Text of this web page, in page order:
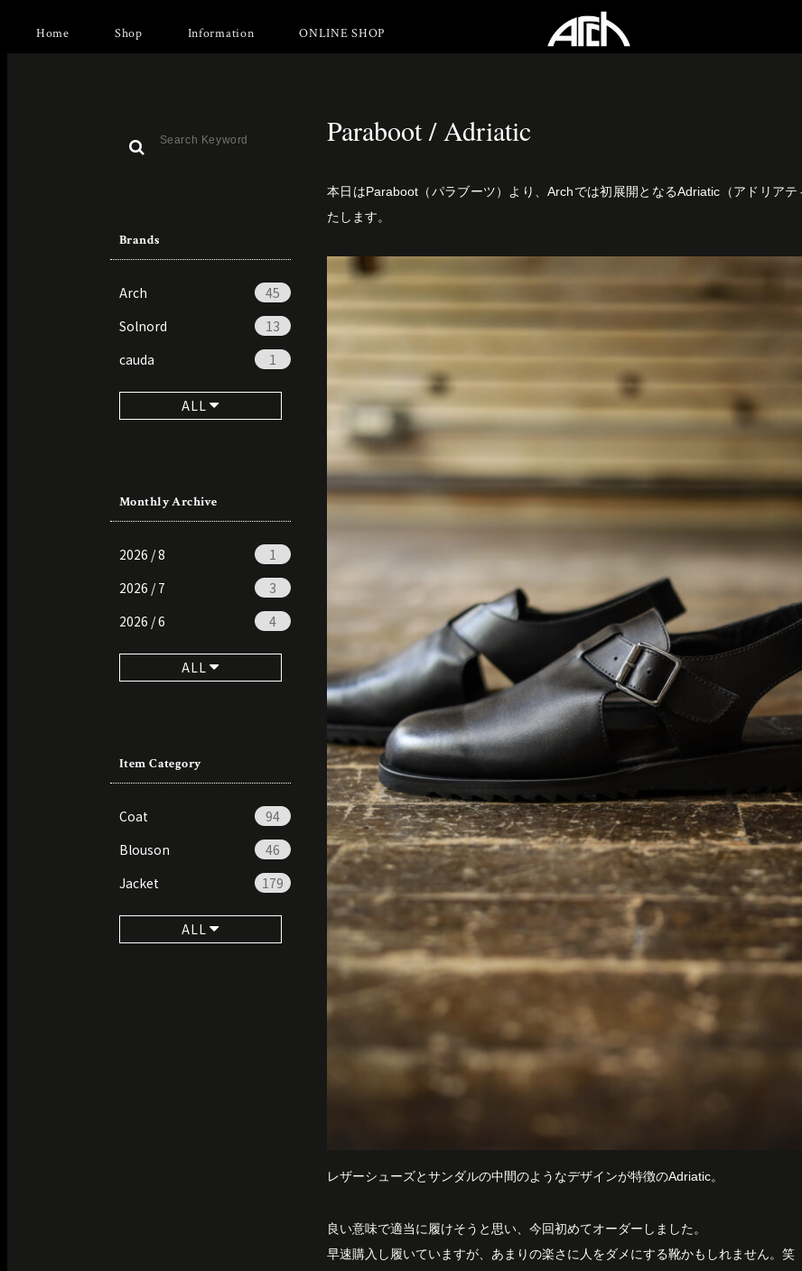
Home Shop Information ONLINE SHOP
Brands
Arch
45
Solnord
13
cauda
1
ALL
Monthly Archive
2026 / 8
1
2026 / 7
3
2026 / 6
4
ALL
Item Category
Coat
94
Blouson
46
Jacket
179
ALL
Paraboot / Adriatic
本日はParaboot（パラブーツ）より、Archでは初展開となるAdriatic（アドリア
たします。
レザーシューズとサンダルの中間のようなデザインが特徴のAdriatic。
良い意味で適当に履けそうと思い、今回初めてオーダーしました。
早速購入し履いていますが、あまりの楽さに人をダメにする靴かもしれません。笑